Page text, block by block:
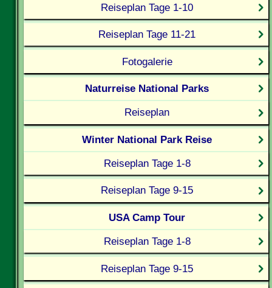
Reiseplan Tage 1-10
Reiseplan Tage 11-21
Fotogalerie
Naturreise National Parks
Reiseplan
Winter National Park Reise
Reiseplan Tage 1-8
Reiseplan Tage 9-15
USA Camp Tour
Reiseplan Tage 1-8
Reiseplan Tage 9-15